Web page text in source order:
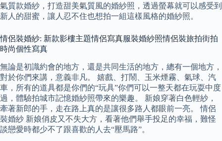
氣質款婚紗，打造甜美氣質風的婚紗照，透過螢幕就可以感受到
新人的甜蜜，讓人忍不住也想拍一組這樣風格的婚紗照。
情侶裝婚紗: 新款影樓主題情侶寫真服裝婚紗照情侶裝旅拍街拍
時尚個性寫真
無論是初識約會的地方，還是共同生活的地方，總有一個地方，
對於你們來講，意義非凡。 嬉戲、打鬧、玉米煙霧、氣球、汽
車，所有的道具都是你們的“玩具”你們可以一整天都在玩耍中度
過，體驗拍城市記憶婚紗照帶來的樂趣。 新娘穿著白色輕紗，
牽著新郎的手，走在路上真的是讓很多路人都眼前一亮。 情侶
裝婚紗 新娘俏皮又不失大方，看著他們舉手投足的幸福，難怪
談戀愛時都少不了跟喜歡的人去“壓馬路”。